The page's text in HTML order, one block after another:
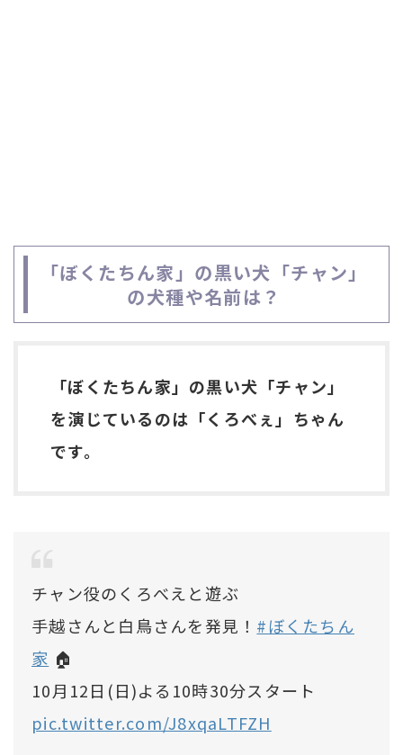
「ぼくたちん家」の黒い犬「チャン」
の犬種や名前は？
「ぼくたちん家」の黒い犬「チャン」
を演じているのは「くろべぇ」ちゃん
です。
チャン役のくろべえと遊ぶ
手越さんと白鳥さんを発見！ #ぼくたちん
家 🏠
10月12日(日)よる10時30分スタート
pic.twitter.com/J8xqaLTFZH